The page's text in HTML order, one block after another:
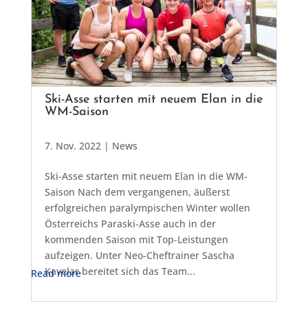
Ski-Asse starten mit neuem Elan in die
WM-Saison
7. Nov. 2022| News
Ski-Asse starten mit neuem Elan in die WM-
Saison Nach dem vergangenen, äußerst
erfolgreichen paralympischen Winter wollen
Österreichs Paraski-Asse auch in der
kommenden Saison mit Top-Leistungen
aufzeigen. Unter Neo-Cheftrainer Sascha
Kavelar bereitet sich das Team...
Read more